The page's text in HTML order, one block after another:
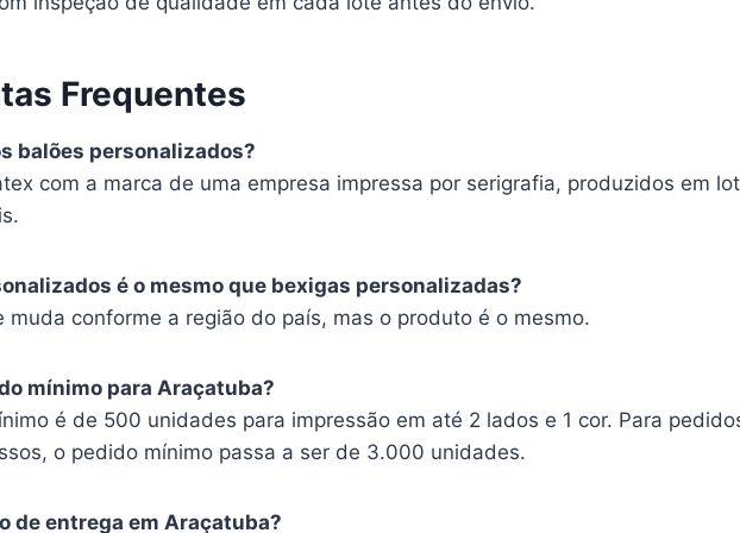
Frequentes
balões personalizados?
com a marca de uma empresa impressa por serigrafia, produzidos em
é o mesmo que bexigas personalizadas?
muda conforme a região do país, mas o produto é o mesmo.
mínimo para Araçatuba?
é de 500 unidades para impressão em até 2 lados e 1 cor. Para
o pedido mínimo passa a ser de 3.000 unidades.
de entrega em Araçatuba?